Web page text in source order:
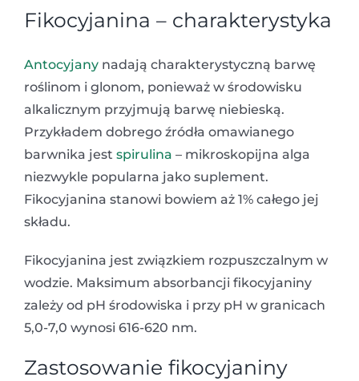
Fikocyjanina – charakterystyka
Antocyjany nadają charakterystyczną barwę
roślinom i glonom, ponieważ w środowisku
alkalicznym przyjmują barwę niebieską.
Przykładem dobrego źródła omawianego
barwnika jest spirulina – mikroskopijna alga
niezwykle popularna jako suplement.
Fikocyjanina stanowi bowiem aż 1% całego jej
składu.
Fikocyjanina jest związkiem rozpuszczalnym w
wodzie. Maksimum absorbancji fikocyjaniny
zależy od pH środowiska i przy pH w granicach
5,0-7,0 wynosi 616-620 nm.
Zastosowanie fikocyjaniny